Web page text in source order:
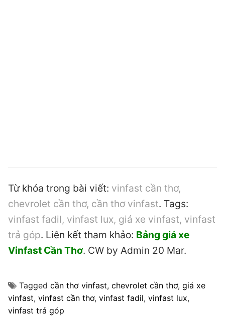
Từ khóa trong bài viết: vinfast cần thơ,
chevrolet cần thơ, cần thơ vinfast. Tags:
vinfast fadil, vinfast lux, giá xe vinfast, vinfast
trả góp. Liên kết tham khảo: Bảng giá xe
Vinfast Cần Thơ. CW by Admin 20 Mar.
Tagged cần thơ vinfast, chevrolet cần thơ, giá xe
vinfast, vinfast cần thơ, vinfast fadil, vinfast lux,
vinfast trả góp